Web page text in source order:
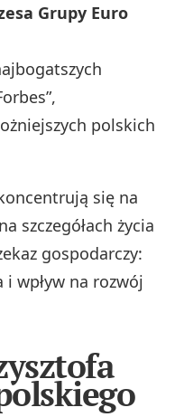
Grupy Euro
polskich
się na
szczegółach życia
gospodarczy:
wpływ na rozwój